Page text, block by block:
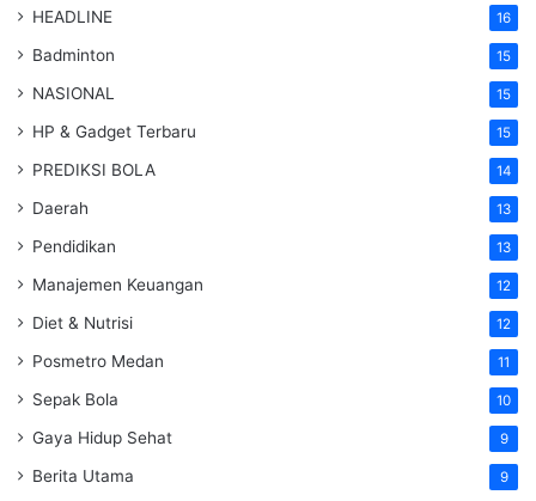
HEADLINE 16
Badminton 15
NASIONAL 15
HP & Gadget Terbaru 15
PREDIKSI BOLA 14
Daerah 13
Pendidikan 13
Manajemen Keuangan 12
Diet & Nutrisi 12
Posmetro Medan 11
Sepak Bola 10
Gaya Hidup Sehat 9
Berita Utama 9